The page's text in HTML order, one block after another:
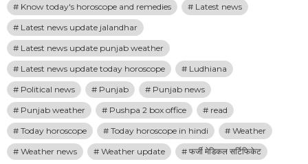
Know today's horoscope and remedies
Latest news
Latest news update jalandhar
Latest news update punjab weather
Latest news update today horoscope
Ludhiana
Political news
Punjab
Punjab news
Punjab weather
Pushpa 2 box office
read
Today horoscope
Today horoscope in hindi
Weather
Weather news
Weather update फर्जी मेडिकल सर्टिफिकेट